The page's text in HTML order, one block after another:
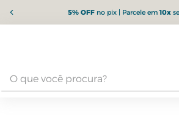
5% OFFno pix | Parcele em10x